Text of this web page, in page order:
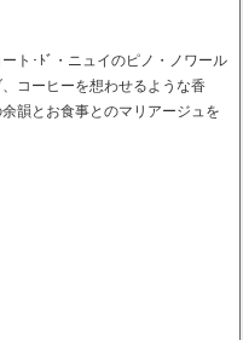
ト･ﾄﾞ・ニュイのピノ・ノワール
コーヒーを想わせるような香
韻とお食事とのマリアージュを